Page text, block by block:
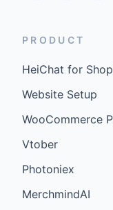
PRODUCT
HeiChat for
Website Setup
WooCommerce
Vtober
Photoniex
MerchmindAI